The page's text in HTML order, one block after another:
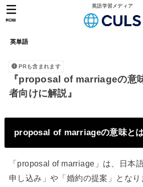
英語学習メディア
英単語
MENU
PRも含まれます
『proposal of marriageの意
者向けに解説』
proposal of marriageの意味と
「proposal of marriage」は、日本
申し込み」や「婚約の提案」とな